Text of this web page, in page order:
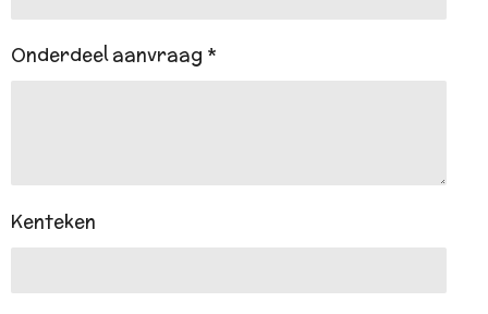
Onderdeel aanvraag *
Kenteken